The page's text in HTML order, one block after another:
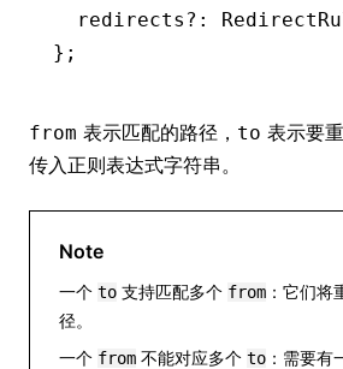
  redirects
?:
};
from 表示匹配的路径， to 表示要
传入正则表达式字符串。
Note
一个 to 支持匹配多个 from ：它们将
径。
一个 from 不能对应多个 to ：需要有